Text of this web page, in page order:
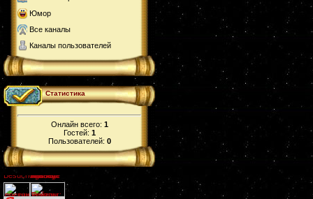
Юмор
Все каналы
Каналы пользователей
Статистика
Онлайн всего: 1
Гостей: 1
Пользователей: 0